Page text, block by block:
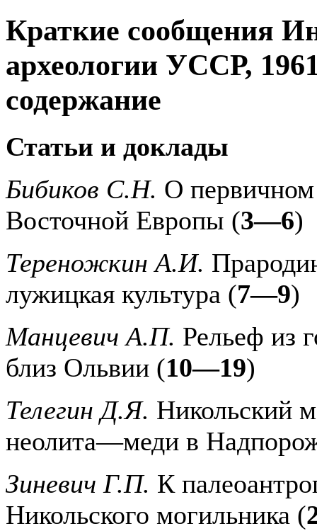
Краткие сообщения
археологии УССР,
содержание
Статьи и доклады
Бибиков С.Н. О первичном
Восточной Европы (3—6)
Тереножкин А.И.
лужицкая культура (7—9)
Манцевич А.П. Рельеф из
близ Ольвии (10—19)
Телегин Д.Я. Никольский
неолита—меди в
Зиневич Г.П. К
Никольского могильника (